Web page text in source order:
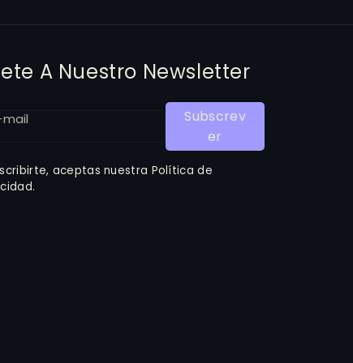
A Nuestro Newsletter
mail
Subscrev
Er
aceptas nuestra Política de